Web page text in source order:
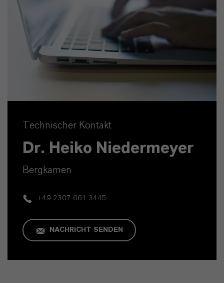
Technischer Kontakt
Dr. Heiko Niedermeyer
Bergkamen
+49 2307 661 3445
NACHRICHT SENDEN